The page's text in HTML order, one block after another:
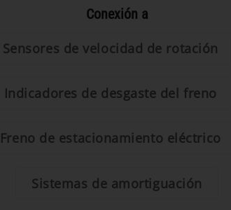
Conexión a
Sensores de velocidad de rotación
Indicadores de desgaste del freno
Freno de estacionamiento eléctrico
Sistemas de amortiguación